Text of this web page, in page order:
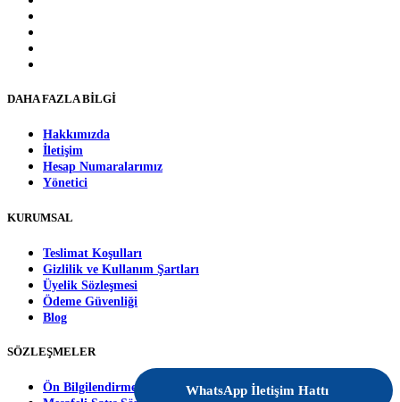
DAHA FAZLA BİLGİ
Hakkımızda
İletişim
Hesap Numaralarımız
Yönetici
KURUMSAL
Teslimat Koşulları
Gizlilik ve Kullanım Şartları
Üyelik Sözleşmesi
Ödeme Güvenliği
Blog
SÖZLEŞMELER
Ön Bilgilendirme Formu
WhatsApp İletişim Hattı